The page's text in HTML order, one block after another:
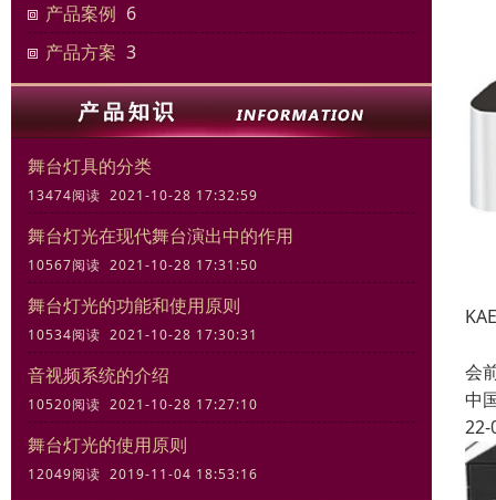
产品案例 6
产品方案 3
舞台灯具的分类
13474阅读 2021-10-28 17:32:59
舞台灯光在现代舞台演出中的作用
10567阅读 2021-10-28 17:31:50
舞台灯光的功能和使用原则
10534阅读 2021-10-28 17:30:31
音视频系统的介绍
10520阅读 2021-10-28 17:27:10
舞台灯光的使用原则
12049阅读 2019-11-04 18:53:16
会
中
22-